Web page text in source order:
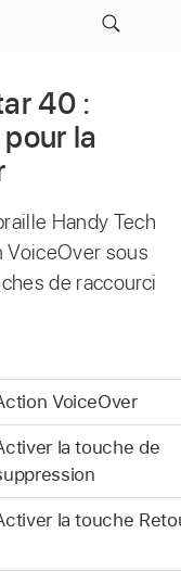
40 :
la
Handy Tech
VoiceOver sous
de raccourci
VoiceOver
la touche de
la touche